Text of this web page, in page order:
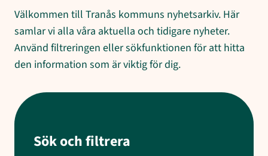
Välkommen till Tranås kommuns nyhetsarkiv. Här
samlar vi alla våra aktuella och tidigare nyheter.
Använd filtreringen eller sökfunktionen för att hitta
den information som är viktig för dig.
Sök och filtrera